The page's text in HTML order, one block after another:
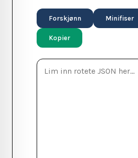
Forskjønn Minifiser
Kopier